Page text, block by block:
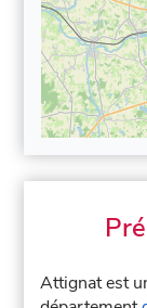
Attignat est